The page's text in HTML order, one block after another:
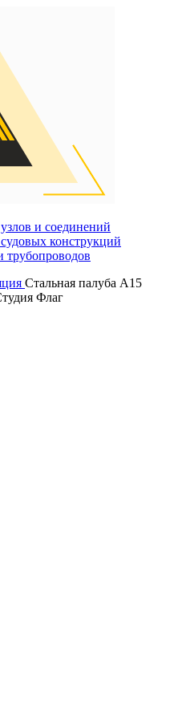
и соединений
конструкций
трубопроводов
Стальная палуба А15
Флаг